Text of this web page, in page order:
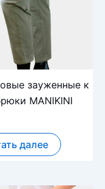
зауженные к
MANIKINI
далее